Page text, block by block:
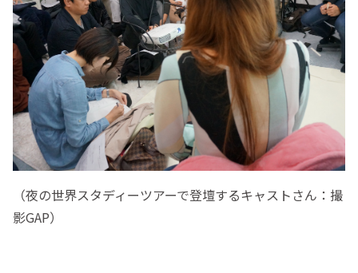
（夜の世界スタディーツアーで登壇するキャストさん：撮
影GAP）